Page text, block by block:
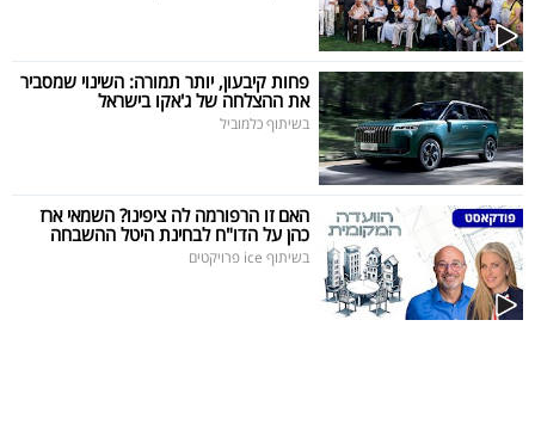
5
המילון
הכלכלי
פודקאסט
40
UNDER
40
פחות קיבעון, יותר תמורה: השינוי שמסביר
את ההצלחה של ג'אקו בישראל
בשיתוף כלמוביל
האם זו הרפורמה לה ציפינו? השמאי ארז
כהן על הדו"ח לבחינת היטל ההשבחה
בשיתוף ice פרויקטים